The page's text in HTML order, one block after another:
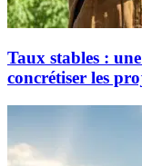
Taux stables :
concrétiser les